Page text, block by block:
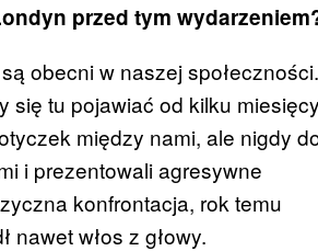
przed tym
obecni w naszej społeczności.
się tu pojawiać od kilku
między nami, ale nigdy
i prezentowali agresywne
konfrontacja, rok temu
włos z głowy.